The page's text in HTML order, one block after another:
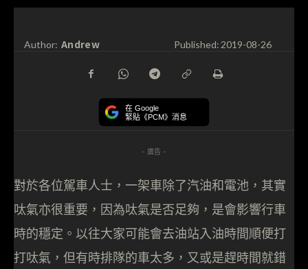
Author: Andrew Published:2019-08-26
在 Google
緊貼《PCM》消息
- 廣告 -
對於各位駕車人士，一架車除了汽油和電池，其實
呔氣亦很重要，因為呔氣是否足夠，是會影響行車
時的穩定。以往大家可能會去油站入油時間順便打
打呔氣，但有時排隊的車太多，又或是趕時間就錯